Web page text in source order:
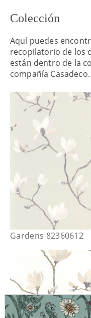
Colección
Aquí puedes
recopilatorio de los
están dentro de la
compañía Casadeco.
Gardens 82360612
También te